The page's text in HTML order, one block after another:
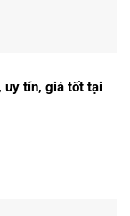
uy tín, giá tốt tại